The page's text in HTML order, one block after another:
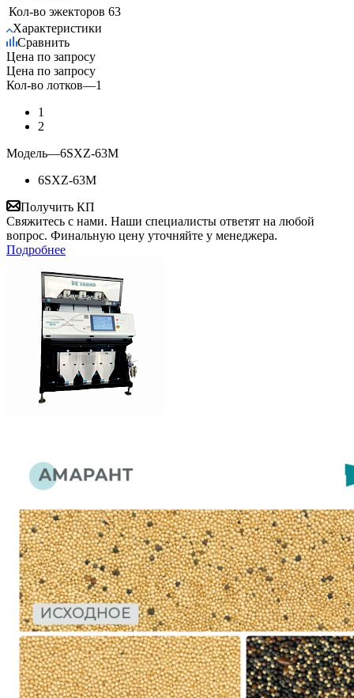
Кол-во эжекторов 63
Характеристики
Сравнить
Цена по запросу
Цена по запросу
Кол-во лотков—1
1
2
Модель—6SXZ-63М
6SXZ-63М
Получить КП
Свяжитесь с нами. Наши специалисты ответят на любой
вопрос. Финальную цену уточняйте у менеджера.
Подробнее